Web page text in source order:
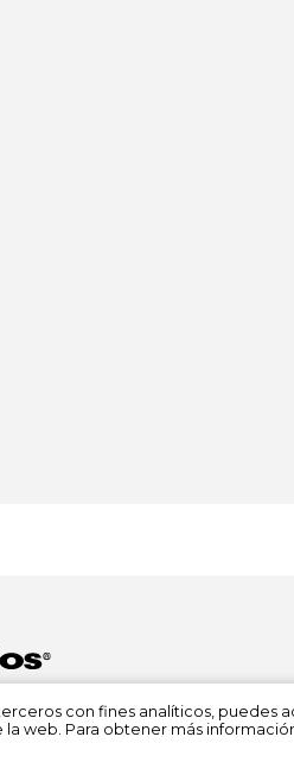
con fines analíticos, puedes
web. Para obtener más